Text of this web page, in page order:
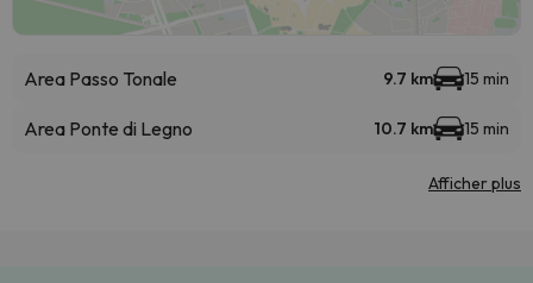
Area Passo Tonale 9.7 km 15 min
Area Ponte di Legno 10.7 km 15 min
Afficher plus